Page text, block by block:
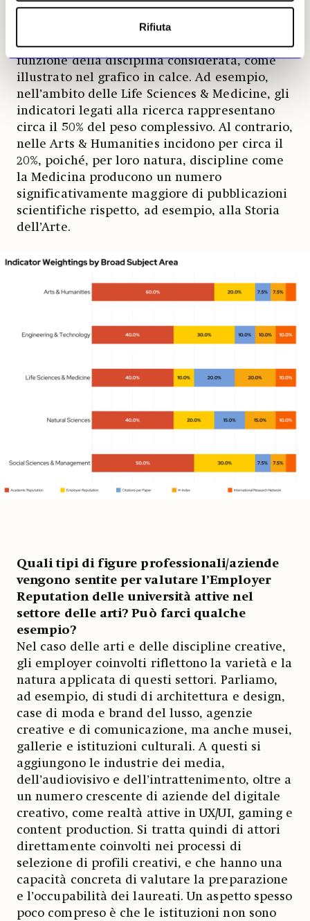
Rifiuta
una forte apertura internazionale.
Il peso attribuito a ciascun indicatore varia in
funzione della disciplina considerata, come
illustrato nel grafico in calce. Ad esempio,
nell’ambito delle Life Sciences & Medicine, gli
indicatori legati alla ricerca rappresentano
circa il 50% del peso complessivo. Al contrario,
nelle Arts & Humanities incidono per circa il
20%, poiché, per loro natura, discipline come
la Medicina producono un numero
significativamente maggiore di pubblicazioni
scientifiche rispetto, ad esempio, alla Storia
dell’Arte.
Quali tipi di figure professionali/aziende
vengono sentite per valutare l’Employer
Reputation delle università attive nel
settore delle arti? Può farci qualche
esempio?
Nel caso delle arti e delle discipline creative,
gli employer coinvolti riflettono la varietà e la
natura applicata di questi settori. Parliamo,
ad esempio, di studi di architettura e design,
case di moda e brand del lusso, agenzie
creative e di comunicazione, ma anche musei,
gallerie e istituzioni culturali. A questi si
aggiungono le industrie dei media,
dell’audiovisivo e dell’intrattenimento, oltre a
un numero crescente di aziende del digitale
creativo, come realtà attive in UX/UI, gaming e
content production. Si tratta quindi di attori
direttamente coinvolti nei processi di
selezione di profili creativi, e che hanno una
capacità concreta di valutare la preparazione
e l’occupabilità dei laureati. Un aspetto spesso
poco compreso è che le istituzioni non sono